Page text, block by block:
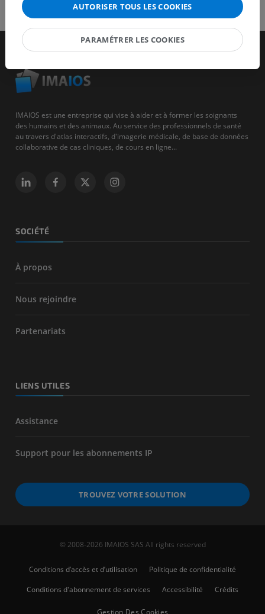
IMAIOS est une entreprise qui vise à aider et à former les soignants
des humains et des animaux. Au service des professionnels de santé
au travers d'atlas interactifs, d'imagerie médicale, de base de données
collaborative de cas cliniques, de cours en ligne...
SOCIÉTÉ
À propos
Nous rejoindre
Partenariats
LIENS UTILES
Assistance
Support pour les abonnements IP
TROUVEZ VOTRE SOLUTION
© 2008-2026 IMAIOS SAS All rights reserved
Conditions d’accès et d’utilisation
Politique de confidentialité
Conditions d'abonnement de services
Accessibilité Crédits
Gestion Des Cookies
AUTORISER TOUS LES COOKIES
PARAMÉTRER LES COOKIES